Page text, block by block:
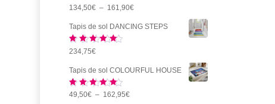
Note 5.00
sur 5
134,50€ – 161,90€Plage
de
à
Tapis de sol DANCING STEPS
Note
sur 5
234,75€
Tapis de sol COLOURFUL HOUSE
Note 5.00
sur 5
49,50€ – 162,95€Plage